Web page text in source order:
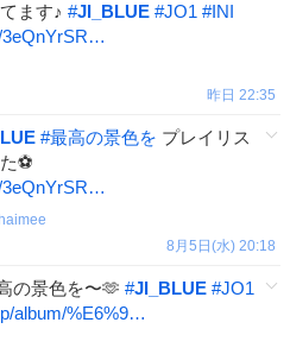
ます♪ #JI_BLUE #JO1 #INI
3eQnYrSR…
昨日 22:35
#最高の景色を プレイリス
⚽️
3eQnYrSR…
8月5日(水) 20:18
の景色を〜🫶 #JI_BLUE #JO1
album/%E6%9…